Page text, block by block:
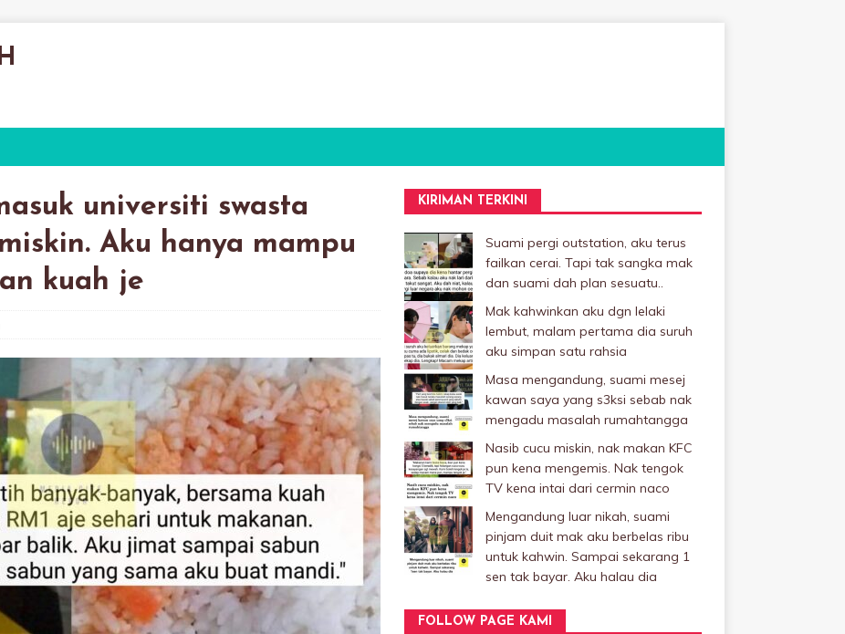
universiti swasta
Aku hanya mampu
kuah je
KIRIMAN TERKINI
Suami pergi outstation, aku terus
failkan cerai. Tapi tak sangka mak
dan suami dah plan sesuatu..
Mak kahwinkan aku dgn lelaki
Iembut, malam pertama dia suruh
aku simpan satu rahsia
Masa mengandung, suami mesej
kawan saya yang s3ksi sebab nak
mengadu masalah rumahtangga
Nasib cucu miskin, nak makan KFC
pun kena mengemis. Nak tengok
TV kena intai dari cermin naco
Mengandung luar nikah, suami
pinjam duit mak aku berbelas ribu
untuk kahwin. Sampai sekarang 1
sen tak bayar. Aku halau dia
FOLLOW PAGE KAMI